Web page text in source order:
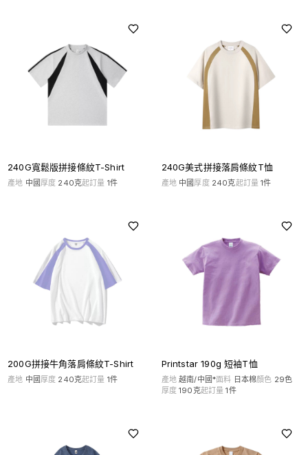
240G寬鬆版拼接條紋T-Shirt
產地 中國 厚度 240克起訂量 1件
240G美式拼接落肩條紋T恤
產地 中國 厚度 240克起訂量 1件
200G拼接牛角落肩條紋T-Shirt
產地 中國 厚度 240克起訂量 1件
Printstar 190g 短袖T恤
產地 越南/中國*面料 日本棉顏色 29色
厚度 190克起訂量 1件